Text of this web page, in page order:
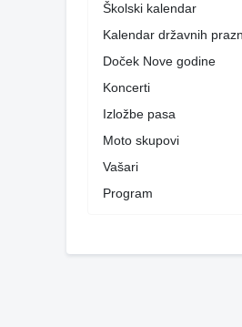
Školski kalendar
Kalendar državnih
Doček Nove godine
Koncerti
Izložbe pasa
Moto skupovi
Vašari
Program